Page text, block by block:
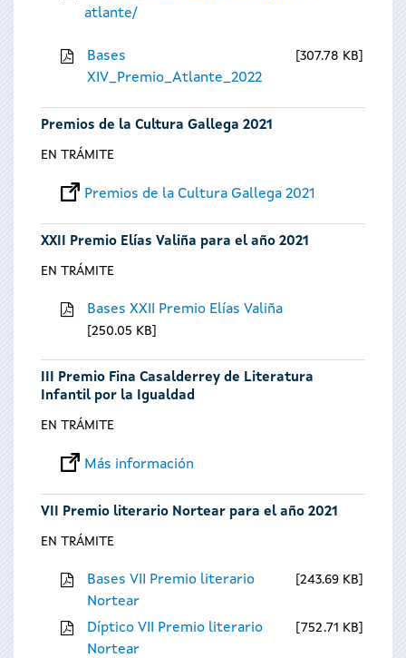
atlante/
Bases
XIV_Premio_Atlante_2022
307.78 KB
Premios de la Cultura Gallega 2021
EN TRÁMITE
Premios de la Cultura Gallega 2021
XXII Premio Elías Valiña para el año 2021
EN TRÁMITE
Bases XXII Premio Elías Valiña
250.05 KB
III Premio Fina Casalderrey de Literatura
Infantil por la Igualdad
EN TRÁMITE
Más información
VII Premio literario Nortear para el año 2021
EN TRÁMITE
Bases VII Premio literario
Nortear
243.69 KB
Díptico VII Premio literario
Nortear
752.71 KB